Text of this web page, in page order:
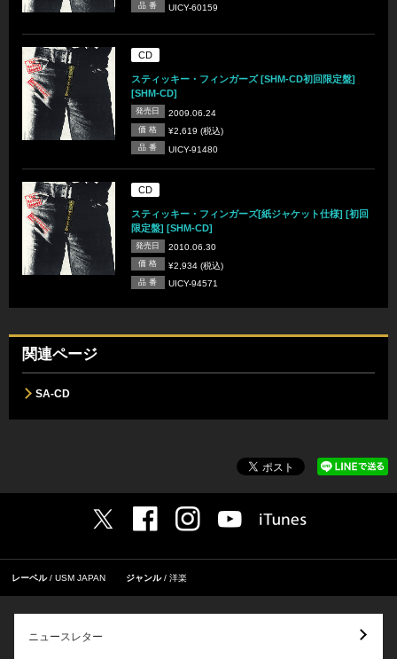
品 番 UICY-60159
CD
スティッキー・フィンガーズ [SHM-CD初回限定盤]
[SHM-CD]
発売日 2009.06.24
価 格 ¥2,619 (税込)
品 番 UICY-91480
CD
スティッキー・フィンガーズ[紙ジャケット仕様] [初回
限定盤] [SHM-CD]
発売日 2010.06.30
価 格 ¥2,934 (税込)
品 番 UICY-94571
関連ページ
SA-CD
レーベル USM JAPAN ジャンル 洋楽
ニュースレター